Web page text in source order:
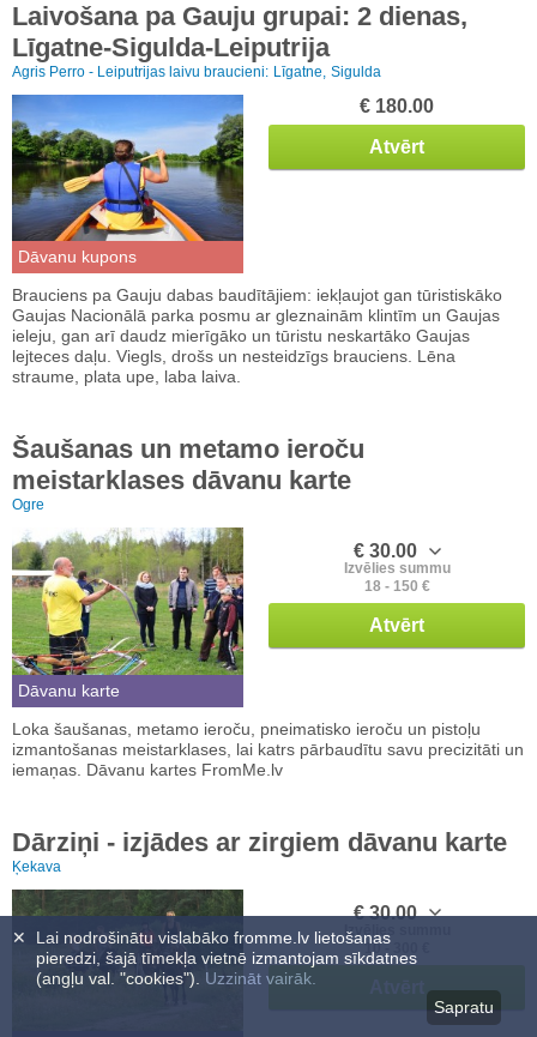
Laivošana pa Gauju grupai: 2 dienas,
Līgatne-Sigulda-Leiputrija
Agris Perro - Leiputrijas laivu braucieni: Līgatne, Sigulda
Dāvanu kupons
€ 180.00
Atvērt
Brauciens pa Gauju dabas baudītājiem: iekļaujot gan tūristiskāko
Gaujas Nacionālā parka posmu ar gleznainām klintīm un Gaujas
ieleju, gan arī daudz mierīgāko un tūristu neskartāko Gaujas
lejteces daļu. Viegls, drošs un nesteidzīgs brauciens. Lēna
straume, plata upe, laba laiva.
Šaušanas un metamo ieroču
meistarklases dāvanu karte
Ogre
Dāvanu karte
€ 30.00
Izvēlies summu
18 - 150 €
Atvērt
Loka šaušanas, metamo ieroču, pneimatisko ieroču un pistoļu
izmantošanas meistarklases, lai katrs pārbaudītu savu precizitāti un
iemaņas. Dāvanu kartes FromMe.lv
Dārziņi - izjādes ar zirgiem dāvanu karte
Ķekava
€ 30.00
Izvēlies summu
10 - 300 €
Lai nodrošinātu vislabāko fromme.lv lietošanas
pieredzi, šajā tīmekļa vietnē izmantojam sīkdatnes
(angļu val. "cookies"). Uzzināt vairāk.
Sapratu
✕